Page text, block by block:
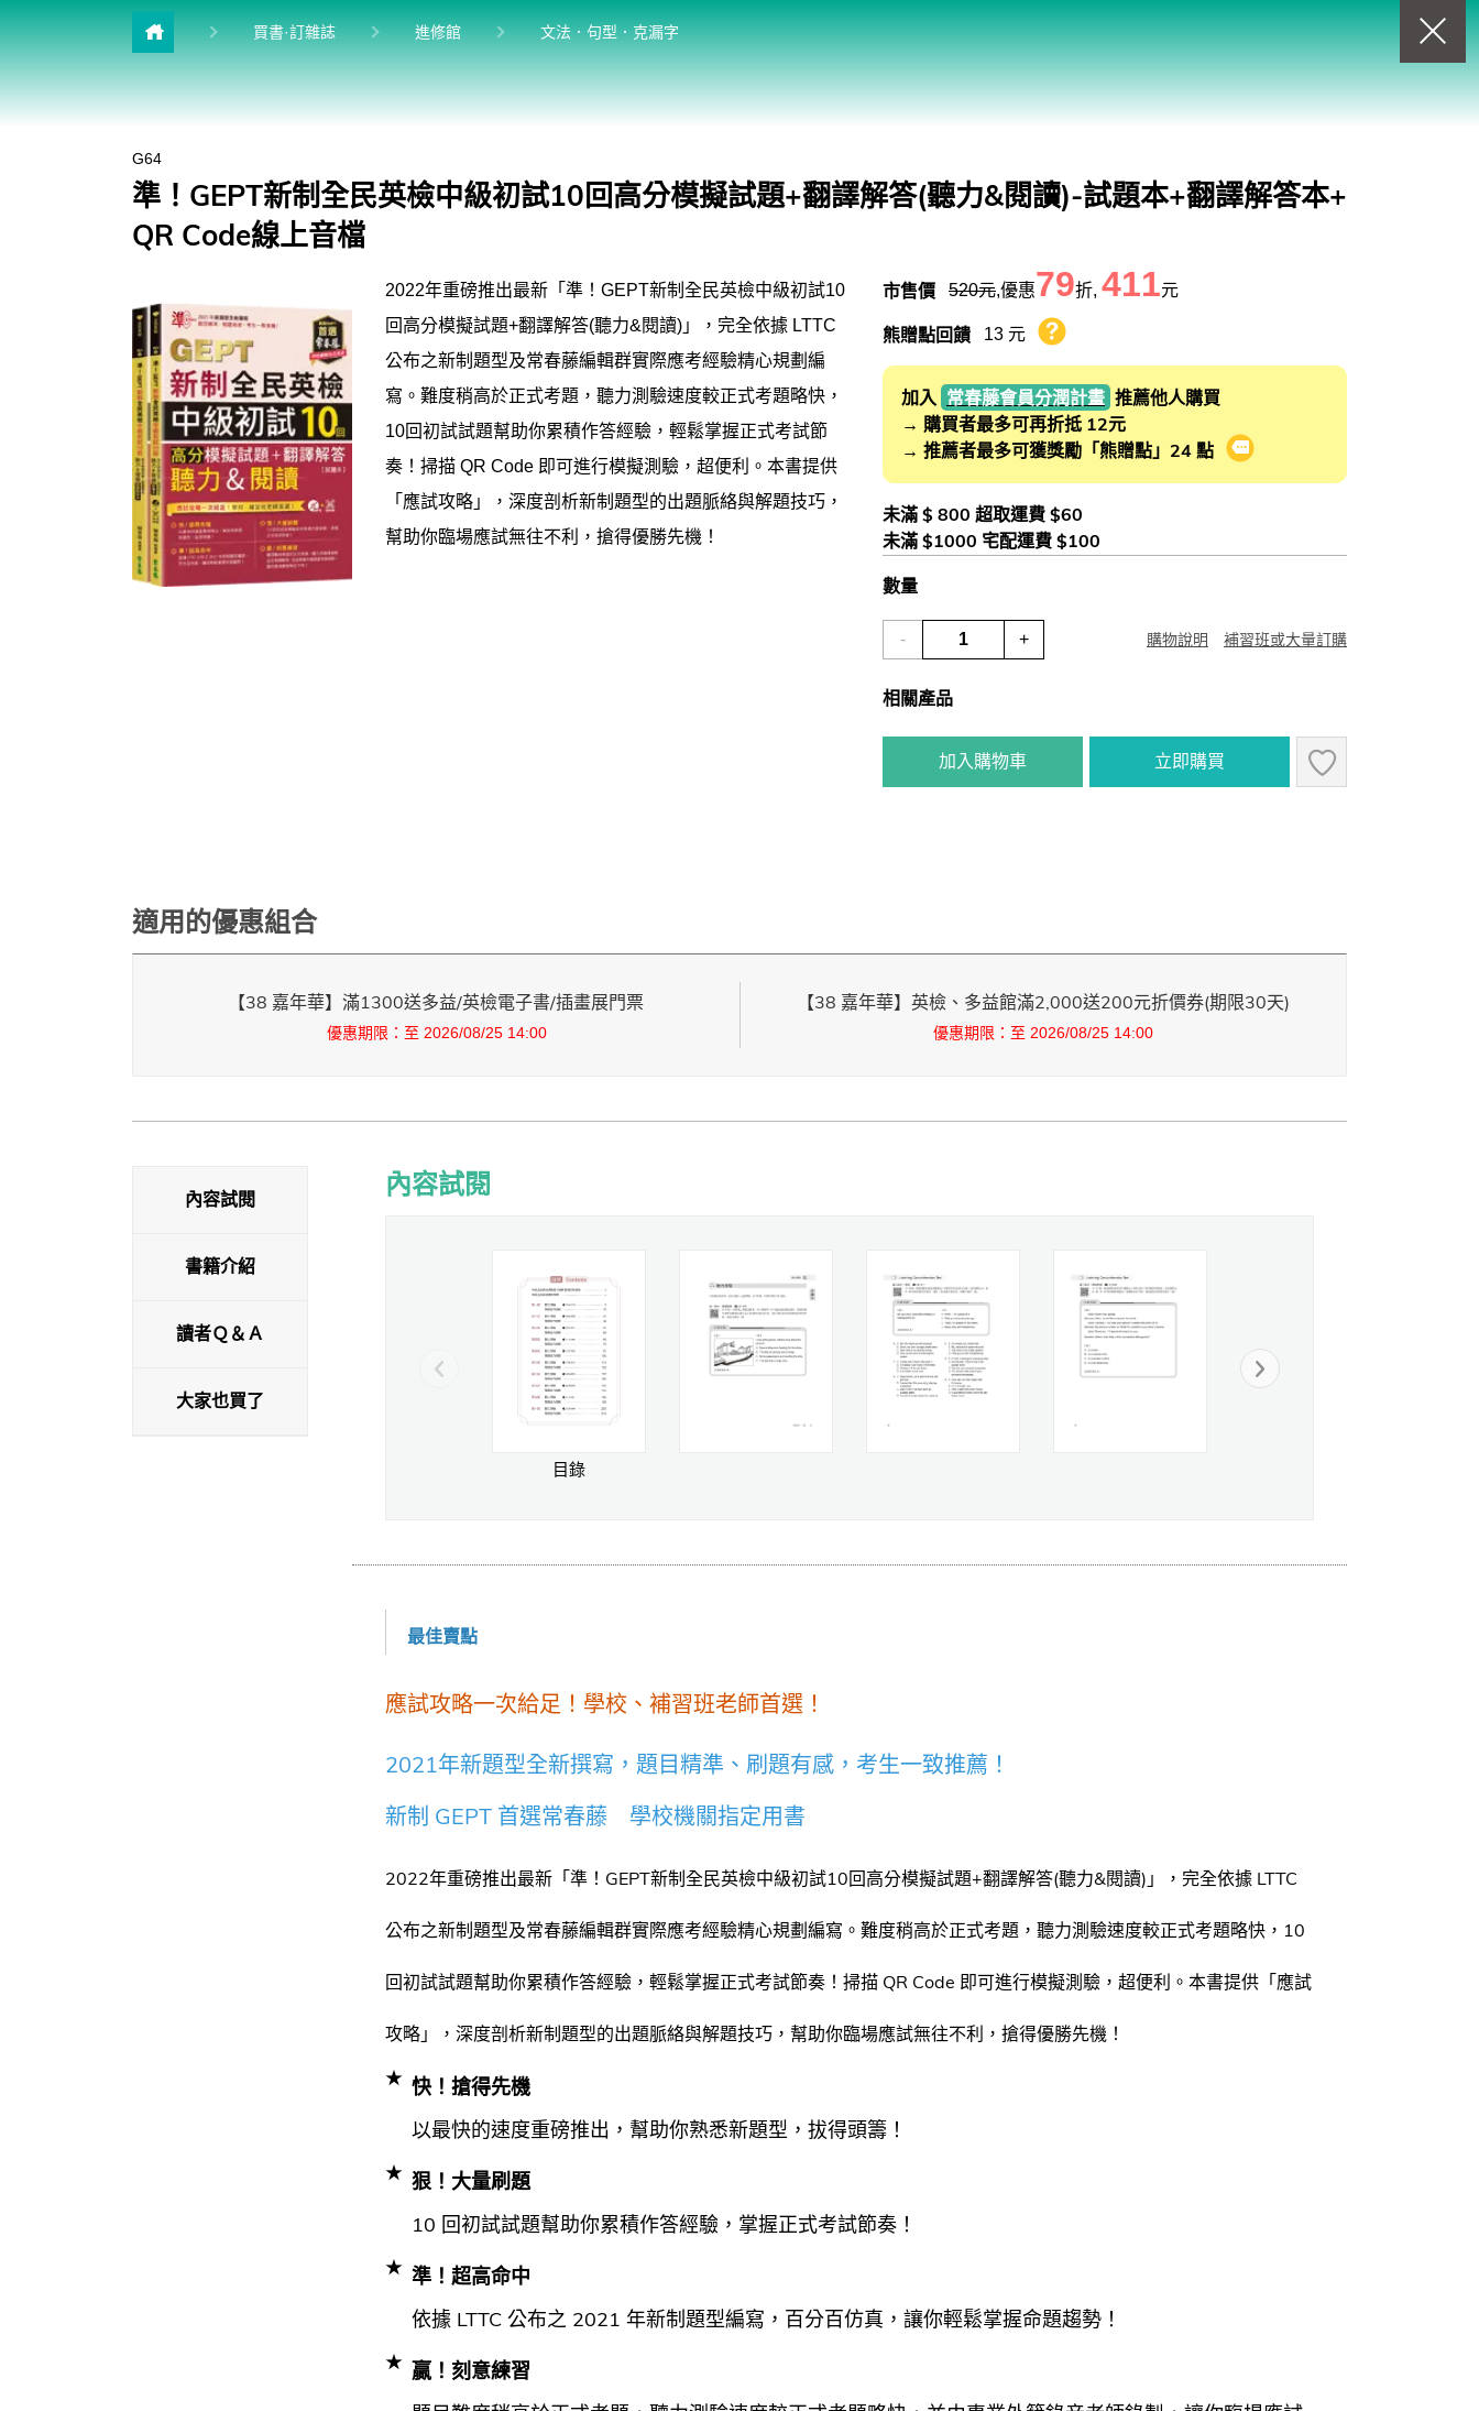
買書·訂雜誌 目前位於:
進修館
英檢館
兒少館
目前位於:
文法．句型．克漏字
單字．片語．辭典
寫作．翻譯．閱讀
多元選修
桌曆．月曆．行事曆
回上一頁
G64
準！GEPT新制全民英檢中級初試10回高分模擬試題+翻譯解答(聽力&閱讀)-試題本+翻譯解答本+
QR Code線上音檔
2022年重磅推出最新「準！GEPT新制全民英檢中級初試10
回高分模擬試題+翻譯解答(聽力&閱讀)」，完全依據 LTTC
公布之新制題型及常春藤編輯群實際應考經驗精心規劃編
寫。難度稍高於正式考題，聽力測驗速度較正式考題略快，
10回初試試題幫助你累積作答經驗，輕鬆掌握正式考試節
奏！掃描 QR Code 即可進行模擬測驗，超便利。本書提供
「應試攻略」，深度剖析新制題型的出題脈絡與解題技巧，
幫助你臨場應試無往不利，搶得優勝先機！
市售價 520元,優惠79折, 411元
熊贈點回饋 13 元 熊贈點回饋辦法
加入 常春藤會員分潤計畫 推薦他人購買
→ 購買者最多可再折抵 12元
→ 推薦者最多可獲獎勵「熊贈點」24 點
會員推薦分潤計畫
未滿 $ 800 超取運費 $60
未滿 $1000 宅配運費 $100
數量
- + 購物說明 補習班或大量訂購
相關產品
加入購物車 立即購買
適用的優惠組合
【38 嘉年華】滿1300送多益/英檢電子書/插畫展門票
優惠期限：至 2026/08/25 14:00
【38 嘉年華】英檢、多益館滿2,000送200元折價券(期限30天)
優惠期限：至 2026/08/25 14:00
內容試閱
書籍介紹
讀者Ｑ＆Ａ
大家也買了
內容試閱
目錄
最佳賣點
應試攻略一次給足！學校、補習班老師首選！
2021年新題型全新撰寫，題目精準、刷題有感，考生一致推薦！
新制 GEPT 首選常春藤 學校機關指定用書
2022年重磅推出最新「準！GEPT新制全民英檢中級初試10回高分模擬試題+翻譯解答(聽力&閱讀)」，完全依據 LTTC
公布之新制題型及常春藤編輯群實際應考經驗精心規劃編寫。難度稍高於正式考題，聽力測驗速度較正式考題略快，10
回初試試題幫助你累積作答經驗，輕鬆掌握正式考試節奏！掃描 QR Code 即可進行模擬測驗，超便利。本書提供「應試
攻略」，深度剖析新制題型的出題脈絡與解題技巧，幫助你臨場應試無往不利，搶得優勝先機！
快！搶得先機
以最快的速度重磅推出，幫助你熟悉新題型，拔得頭籌！
狠！大量刷題
10 回初試試題幫助你累積作答經驗，掌握正式考試節奏！
準！超高命中
依據 LTTC 公布之 2021 年新制題型編寫，百分百仿真，讓你輕鬆掌握命題趨勢！
贏！刻意練習